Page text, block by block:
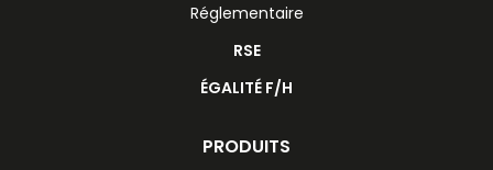
Réglementaire
RSE
ÉGALITÉ F/H
PRODUITS